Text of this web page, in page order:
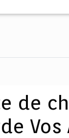
de
Vos